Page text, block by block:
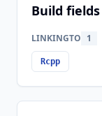
Build fields
LINKINGTO 1
Rcpp